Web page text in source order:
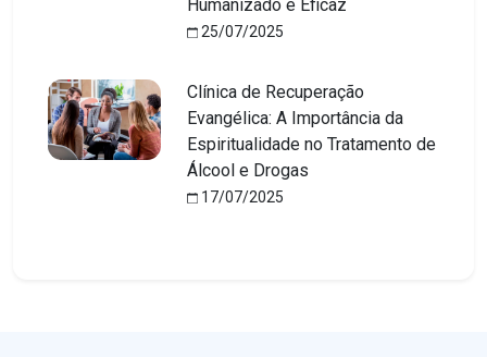
Humanizado e Eficaz
25/07/2025
Clínica de Recuperação
Evangélica: A Importância da
Espiritualidade no Tratamento de
Álcool e Drogas
17/07/2025